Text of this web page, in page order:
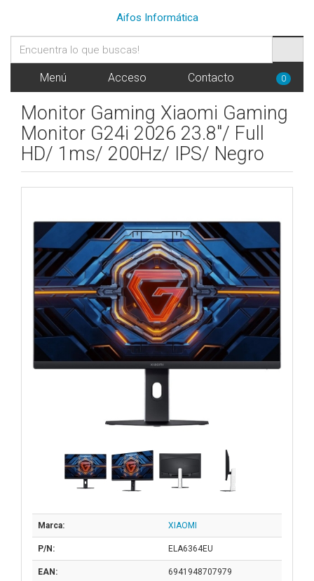
Aifos Informática
Menú Acceso Contacto 0
Monitor Gaming Xiaomi Gaming
Monitor G24i 2026 23.8"/ Full
HD/ 1ms/ 200Hz/ IPS/ Negro
Marca: XIAOMI
P/N: ELA6364EU
EAN: 6941948707979